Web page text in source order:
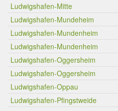
Ludwigshafen-Mitte
Ludwigshafen-Mundeheim
Ludwigshafen-Mundenheim
Ludwigshafen-Mundenheim
Ludwigshafen-Oggersheim
Ludwigshafen-Oggersheim
Ludwigshafen-Oppau
Ludwigshafen-Pfingstweide